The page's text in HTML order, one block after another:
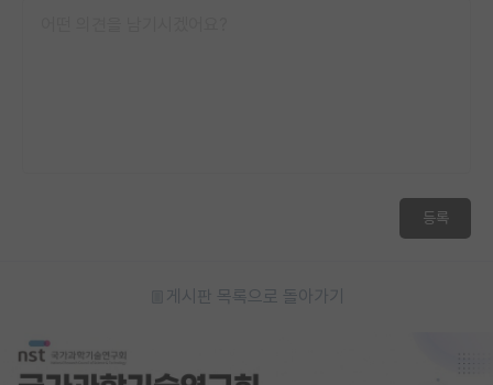
등록
게시판 목록으로 돌아가기